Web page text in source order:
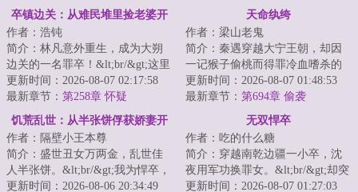
全权指挥
卒镇边关：从难民堆里捡老婆开
作者：浩钝
简介：林凡意外重生，成为大朔
边关的一名罪卒！&lt;br/&gt;这里
蛮子犯境，匪患横行，更有恶吏
欺男霸女，...
更新时间：2026-08-07 02:17:58
最新章节： 第258章 怀疑
天命纨绔
作者：梁山老鬼
简介：秦遇穿越大宁王朝，却因
一记猴子偷桃而得罪冷血嗜杀的
女帝。&lt;br/&gt;从此，女帝成为
了他挥之不...
更新时间：2026-08-07 01:48:53
最新章节： 第694章 偷袭
饥荒乱世：从半张饼俘获娇妻开
始
作者：隔壁小王本尊
简介：盛世丑女万两金，乱世佳
人半张饼。&lt;br/&gt;我为悍卒，
逆袭天下！...
更新时间：2026-08-06 20:34:49
无双悍卒
作者：吃的什么糖
简介：穿越南乾边疆一小卒，沈
夜用军功换罪女。&lt;br/&gt;却突
然发现自己温柔的大嫂、三年前
更新时间：2026-08-07 01:27:03